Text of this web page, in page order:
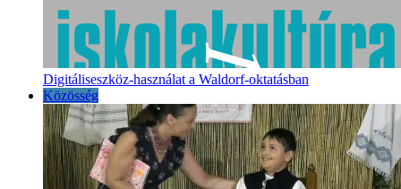
Digitáliseszköz-használat a Waldorf-oktatásban
Közösség